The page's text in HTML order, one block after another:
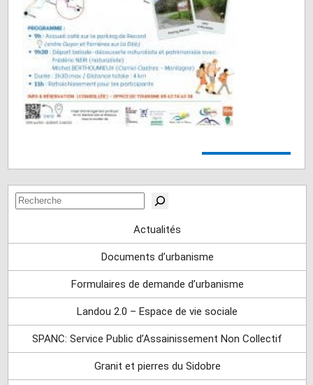
Rechercher
Actualités
Documents d’urbanisme
Formulaires de demande d’urbanisme
Landou 2.0 – Espace de vie sociale
SPANC: Service Public d’Assainissement Non Collectif
Granit et pierres du Sidobre